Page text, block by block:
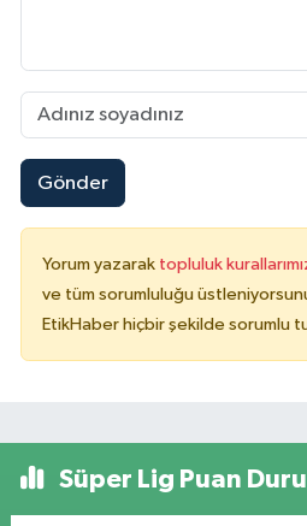
Gönder
Yorum yazarak topluluk
ve tüm sorumluluğu
EtikHaber hiçbir şekilde sorumlu
Süper Lig Puan